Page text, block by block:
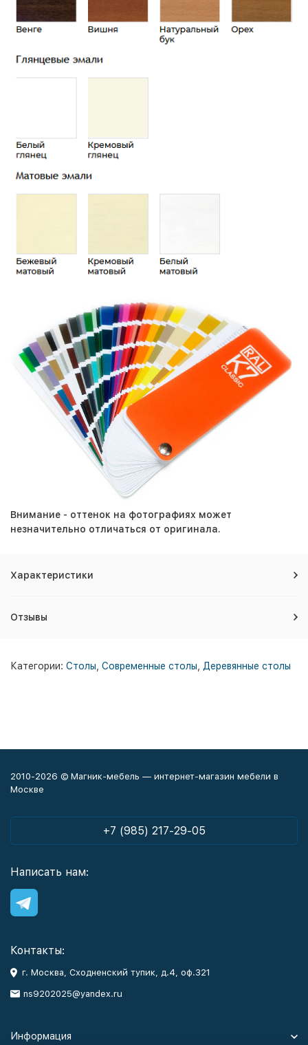
Внимание - оттенок на фотографиях может
незначительно отличаться от оригинала.
Характеристики
Отзывы
Категории: Столы Современные столы Деревянные столы
2010-2026 © Магник-мебель — интернет-магазин мебели в
Москве
+7 (985) 217-29-05
Написать нам:
Контакты:
г. Москва, Сходненский тупик, д.4, оф.321
ns9202025@yandex.ru
Информация